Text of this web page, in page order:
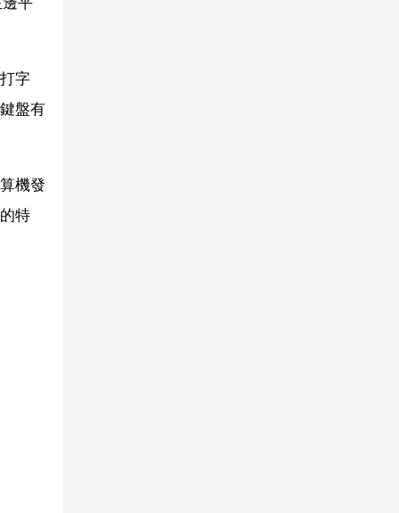
字
盤有
機發
特